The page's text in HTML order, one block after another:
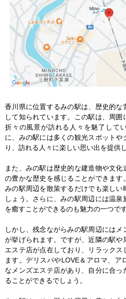
香川県に位置するみの駅は、歴史的な
して知られています。この駅は、周
折々の風景が訪れる人々を魅了して
に、みの駅には多くの観光スポット
り、訪れる人々に楽しい思い出を提供
また、みの駅は歴史的な建造物や文
の豊かな歴史を感じることができます
みの駅周辺を散策するだけでも楽し
しょう。さらに、みの駅周辺には温
を癒すことができるのも魅力の一つです
しかし、残念ながらみの駅周辺には
が挙げられます。ですが、近隣の駅
エステ店が点在しており、リラックス
ます。デリスパやLOVE＆アロマ、ア
なメンズエステ店があり、自分に合
ることができるでしょう。